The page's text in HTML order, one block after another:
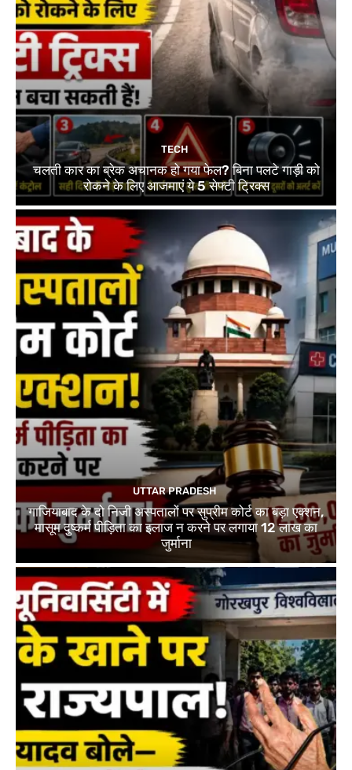
TECH
चलती कार का ब्रेक अचानक हो गया फेल? बिना पलटे गाड़ी को
रोकने के लिए आजमाएं ये 5 सेफ्टी ट्रिक्स
UTTAR PRADESH
गाजियाबाद के दो निजी अस्पतालों पर सुप्रीम कोर्ट का बड़ा एक्शन,
मासूम दुष्कर्म पीड़िता का इलाज न करने पर लगाया 12 लाख का
जुर्माना